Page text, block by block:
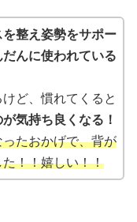
整え姿勢をサポー
だんに使われている
ど、慣れてくると
気持ち良くなる！
たおかげで、背が
！！嬉しい！！